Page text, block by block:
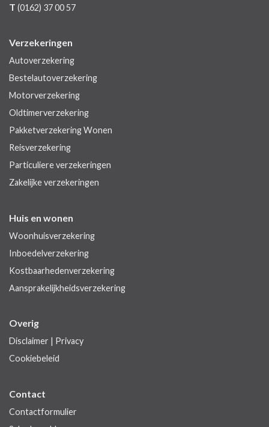
T (0162) 37 00 57
Verzekeringen
Autoverzekering
Bestelautoverzekering
Motorverzekering
Oldtimerverzekering
Pakketverzekering Wonen
Reisverzekering
Particuliere verzekeringen
Zakelijke verzekeringen
Huis en wonen
Woonhuisverzekering
Inboedelverzekering
Kostbaarhedenverzekering
Aansprakelijkheidsverzekering
Overig
Disclaimer | Privacy
Cookiebeleid
Contact
Contactformulier